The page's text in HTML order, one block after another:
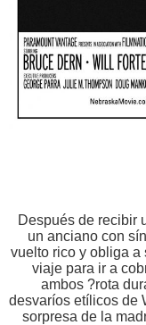
Después de recibir
un anciano con
vuelto rico y obliga a
viaje para ir a
ambos ?rota
desvaríos etílicos de
sorpresa de la